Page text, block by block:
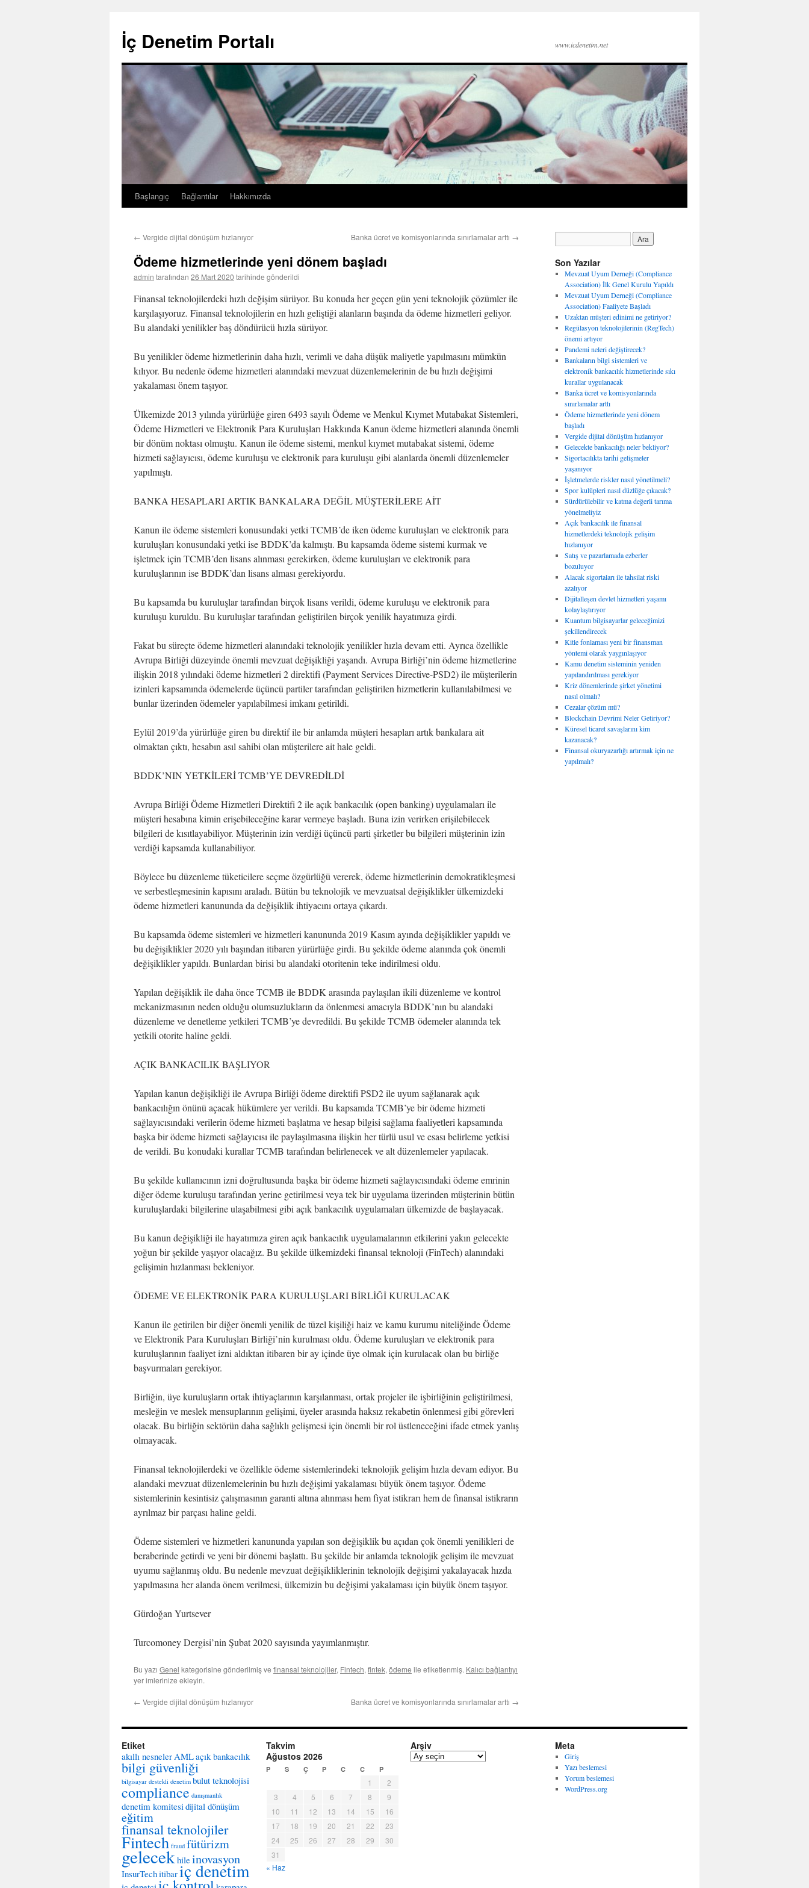
İç Denetim Portalı www.icdenetim.net
İçeriğe
Başlangıç Bağlantılar Hakkımızda
← Vergide dijital dönüşüm hızlanıyor Banka ücret ve komisyonlarında sınırlamalar arttı →
Ödeme hizmetlerinde yeni dönem başladı
admin tarafından 26 Mart 2020 tarihinde gönderildi
Finansal teknolojilerdeki hızlı değişim sürüyor. Bu konuda her geçen gün yeni teknolojik çözümler ile
karşılaşıyoruz. Finansal teknolojilerin en hızlı geliştiği alanların başında da ödeme hizmetleri geliyor.
Bu alandaki yenilikler baş döndürücü hızla sürüyor.
Bu yenilikler ödeme hizmetlerinin daha hızlı, verimli ve daha düşük maliyetle yapılmasını mümkün
kılıyor. Bu nedenle ödeme hizmetleri alanındaki mevzuat düzenlemelerinin de bu hızlı değişimi
yakalaması önem taşıyor.
Ülkemizde 2013 yılında yürürlüğe giren 6493 sayılı Ödeme ve Menkul Kıymet Mutabakat Sistemleri,
Ödeme Hizmetleri ve Elektronik Para Kuruluşları Hakkında Kanun ödeme hizmetleri alanında önemli
bir dönüm noktası olmuştu. Kanun ile ödeme sistemi, menkul kıymet mutabakat sistemi, ödeme
hizmeti sağlayıcısı, ödeme kuruluşu ve elektronik para kuruluşu gibi alanlarda önemli düzenlemeler
yapılmıştı.
BANKA HESAPLARI ARTIK BANKALARA DEĞİL MÜŞTERİLERE AİT
Kanun ile ödeme sistemleri konusundaki yetki TCMB’de iken ödeme kuruluşları ve elektronik para
kuruluşları konusundaki yetki ise BDDK’da kalmıştı. Bu kapsamda ödeme sistemi kurmak ve
işletmek için TCMB’den lisans alınması gerekirken, ödeme kuruluşları ve elektronik para
kuruluşlarının ise BDDK’dan lisans alması gerekiyordu.
Bu kapsamda bu kuruluşlar tarafından birçok lisans verildi, ödeme kuruluşu ve elektronik para
kuruluşu kuruldu. Bu kuruluşlar tarafından geliştirilen birçok yenilik hayatımıza girdi.
Fakat bu süreçte ödeme hizmetleri alanındaki teknolojik yenilikler hızla devam etti. Ayrıca özellikle
Avrupa Birliği düzeyinde önemli mevzuat değişikliği yaşandı. Avrupa Birliği’nin ödeme hizmetlerine
ilişkin 2018 yılındaki ödeme hizmetleri 2 direktifi (Payment Services Directive-PSD2) ile müşterilerin
izinleri kapsamında ödemelerde üçüncü partiler tarafından geliştirilen hizmetlerin kullanılabilmesi ve
bunlar üzerinden ödemeler yapılabilmesi imkanı getirildi.
Eylül 2019’da yürürlüğe giren bu direktif ile bir anlamda müşteri hesapları artık bankalara ait
olmaktan çıktı, hesabın asıl sahibi olan müşterilere ait hale geldi.
BDDK’NIN YETKİLERİ TCMB’YE DEVREDİLDİ
Avrupa Birliği Ödeme Hizmetleri Direktifi 2 ile açık bankacılık (open banking) uygulamaları ile
müşteri hesabına kimin erişebileceğine karar vermeye başladı. Buna izin verirken erişilebilecek
bilgileri de kısıtlayabiliyor. Müşterinin izin verdiği üçüncü parti şirketler bu bilgileri müşterinin izin
verdiği kapsamda kullanabiliyor.
Böylece bu düzenleme tüketicilere seçme özgürlüğü vererek, ödeme hizmetlerinin demokratikleşmesi
ve serbestleşmesinin kapısını araladı. Bütün bu teknolojik ve mevzuatsal değişiklikler ülkemizdeki
ödeme hizmetleri kanununda da değişiklik ihtiyacını ortaya çıkardı.
Bu kapsamda ödeme sistemleri ve hizmetleri kanununda 2019 Kasım ayında değişiklikler yapıldı ve
bu değişiklikler 2020 yılı başından itibaren yürürlüğe girdi. Bu şekilde ödeme alanında çok önemli
değişiklikler yapıldı. Bunlardan birisi bu alandaki otoritenin teke indirilmesi oldu.
Yapılan değişiklik ile daha önce TCMB ile BDDK arasında paylaşılan ikili düzenleme ve kontrol
mekanizmasının neden olduğu olumsuzlukların da önlenmesi amacıyla BDDK’nın bu alandaki
düzenleme ve denetleme yetkileri TCMB’ye devredildi. Bu şekilde TCMB ödemeler alanında tek
yetkili otorite haline geldi.
AÇIK BANKACILIK BAŞLIYOR
Yapılan kanun değişikliği ile Avrupa Birliği ödeme direktifi PSD2 ile uyum sağlanarak açık
bankacılığın önünü açacak hükümlere yer verildi. Bu kapsamda TCMB’ye bir ödeme hizmeti
sağlayıcısındaki verilerin ödeme hizmeti başlatma ve hesap bilgisi sağlama faaliyetleri kapsamında
başka bir ödeme hizmeti sağlayıcısı ile paylaşılmasına ilişkin her türlü usul ve esası belirleme yetkisi
de verildi. Bu konudaki kurallar TCMB tarafından belirlenecek ve alt düzenlemeler yapılacak.
Bu şekilde kullanıcının izni doğrultusunda başka bir ödeme hizmeti sağlayıcısındaki ödeme emrinin
diğer ödeme kuruluşu tarafından yerine getirilmesi veya tek bir uygulama üzerinden müşterinin bütün
kuruluşlardaki bilgilerine ulaşabilmesi gibi açık bankacılık uygulamaları ülkemizde de başlayacak.
Bu kanun değişikliği ile hayatımıza giren açık bankacılık uygulamalarının etkilerini yakın gelecekte
yoğun bir şekilde yaşıyor olacağız. Bu şekilde ülkemizdeki finansal teknoloji (FinTech) alanındaki
gelişimin hızlanması bekleniyor.
ÖDEME VE ELEKTRONİK PARA KURULUŞLARI BİRLİĞİ KURULACAK
Kanun ile getirilen bir diğer önemli yenilik de tüzel kişiliği haiz ve kamu kurumu niteliğinde Ödeme
ve Elektronik Para Kuruluşları Birliği’nin kurulması oldu. Ödeme kuruluşları ve elektronik para
kuruluşlarının faaliyet izni aldıktan itibaren bir ay içinde üye olmak için kurulacak olan bu birliğe
başvurmaları gerekiyor.
Birliğin, üye kuruluşların ortak ihtiyaçlarının karşılanması, ortak projeler ile işbirliğinin geliştirilmesi,
mesleğin ve meslek mensuplarının gelişimi, üyeler arasında haksız rekabetin önlenmesi gibi görevleri
olacak. Bu birliğin sektörün daha sağlıklı gelişmesi için önemli bir rol üstleneceğini ifade etmek yanlış
olmayacak.
Finansal teknolojilerdeki ve özellikle ödeme sistemlerindeki teknolojik gelişim hızla devam ediyor. Bu
alandaki mevzuat düzenlemelerinin bu hızlı değişimi yakalaması büyük önem taşıyor. Ödeme
sistemlerinin kesintisiz çalışmasının garanti altına alınması hem fiyat istikrarı hem de finansal istikrarın
ayrılmaz bir parçası haline geldi.
Ödeme sistemleri ve hizmetleri kanununda yapılan son değişiklik bu açıdan çok önemli yenilikleri de
beraberinde getirdi ve yeni bir dönemi başlattı. Bu şekilde bir anlamda teknolojik gelişim ile mevzuat
uyumu sağlanmış oldu. Bu nedenle mevzuat değişikliklerinin teknolojik değişimi yakalayacak hızda
yapılmasına her alanda önem verilmesi, ülkemizin bu değişimi yakalaması için büyük önem taşıyor.
Gürdoğan Yurtsever
Turcomoney Dergisi’nin Şubat 2020 sayısında yayımlanmıştır.
Bu yazı Genel kategorisine gönderilmiş ve finansal teknolojiler, Fintech, fintek, ödeme ile etiketlenmiş. Kalıcı bağlantıyı
yer imlerinize ekleyin.
← Vergide dijital dönüşüm hızlanıyor Banka ücret ve komisyonlarında sınırlamalar arttı →
Son Yazılar
Mevzuat Uyum Derneği (Compliance
Association) İlk Genel Kurulu Yapıldı
Mevzuat Uyum Derneği (Compliance
Association) Faaliyete Başladı
Uzaktan müşteri edinimi ne getiriyor?
Regülasyon teknolojilerinin (RegTech)
önemi artıyor
Pandemi neleri değiştirecek?
Bankaların bilgi sistemleri ve
elektronik bankacılık hizmetlerinde sıkı
kurallar uygulanacak
Banka ücret ve komisyonlarında
sınırlamalar arttı
Ödeme hizmetlerinde yeni dönem
başladı
Vergide dijital dönüşüm hızlanıyor
Gelecekte bankacılığı neler bekliyor?
Sigortacılıkta tarihi gelişmeler
yaşanıyor
İşletmelerde riskler nasıl yönetilmeli?
Spor kulüpleri nasıl düzlüğe çıkacak?
Sürdürülebilir ve katma değerli tarıma
yönelmeliyiz
Açık bankacılık ile finansal
hizmetlerdeki teknolojik gelişim
hızlanıyor
Satış ve pazarlamada ezberler
bozuluyor
Alacak sigortaları ile tahsilat riski
azalıyor
Dijitalleşen devlet hizmetleri yaşamı
kolaylaştırıyor
Kuantum bilgisayarlar geleceğimizi
şekillendirecek
Kitle fonlaması yeni bir finansman
yöntemi olarak yaygınlaşıyor
Kamu denetim sisteminin yeniden
yapılandırılması gerekiyor
Kriz dönemlerinde şirket yönetimi
nasıl olmalı?
Cezalar çözüm mü?
Blockchain Devrimi Neler Getiriyor?
Küresel ticaret savaşlarını kim
kazanacak?
Finansal okuryazarlığı artırmak için ne
yapılmalı?
Etiket
akıllı nesnelerAMLaçık bankacılık
bilgi güvenliği
bilgisayar destekli denetim bulut teknolojisi
compliance danışmanlık
denetim komitesidijital dönüşüm
eğitim
finansal teknolojiler
Fintech fraud fütürizm
gelecekhileinovasyon
InsurTechitibariç denetim
Takvim
Ağustos 2026
P S Ç P C C P
1
2
3
4 5 6 7 8
9
10
11 12 13 14 15
16
17
18 19 20 21 22
23
24
25 26 27 28 29
30
31
« Haz
Arşiv
A
Meta
Giriş
Yazı beslemesi
Yorum beslemesi
WordPress.org